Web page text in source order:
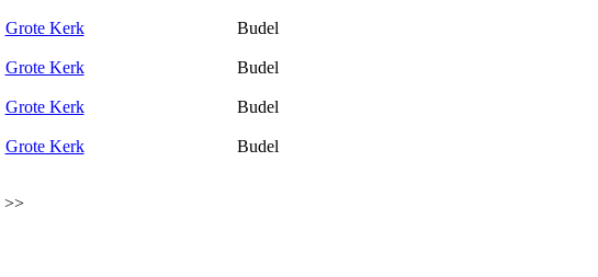
Grote Kerk Budel
Grote Kerk Budel
Grote Kerk Budel
Grote Kerk Budel
>>